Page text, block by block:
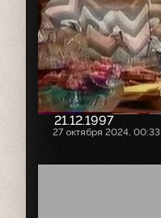
21.12.1997
27 октября 2024, 00:33